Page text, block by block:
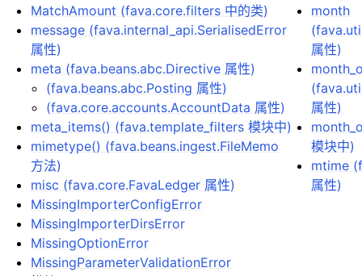
MatchAmount (fava.core.filters 中的类)
message (fava.internal_api.SerialisedError
属性)
meta (fava.beans.abc.Directive 属性)
(fava.beans.abc.Posting 属性)
(fava.core.accounts.AccountData 属性)
meta_items() (fava.template_filters 模块中)
mimetype() (fava.beans.ingest.FileMemo
方法)
misc (fava.core.FavaLedger 属性)
MissingImporterConfigError
MissingImporterDirsError
MissingOptionError
MissingParameterValidationError
month
属性)
属性)
模块中)
mtime
属性)